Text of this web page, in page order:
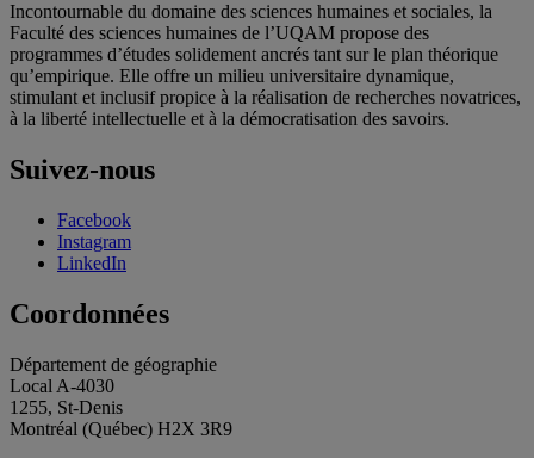
Incontournable du domaine des sciences humaines et sociales, la
Faculté des sciences humaines de l’UQAM propose des
programmes d’études solidement ancrés tant sur le plan théorique
qu’empirique. Elle offre un milieu universitaire dynamique,
stimulant et inclusif propice à la réalisation de recherches novatrices,
à la liberté intellectuelle et à la démocratisation des savoirs.
Suivez-nous
Facebook
Instagram
LinkedIn
Coordonnées
Département de géographie
Local A-4030
1255, St-Denis
Montréal (Québec) H2X 3R9